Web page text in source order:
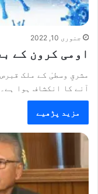
جنوری 10, 2022
اومی کرون کے
مشرقِ وسطیٰ کے ملک
آنے کا انکشاف ہوا
مزید پڑھیے